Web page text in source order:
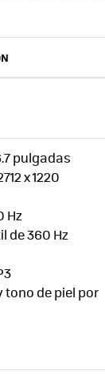
pulgadas
x 1220
Hz
de 360 Hz
tono de piel por